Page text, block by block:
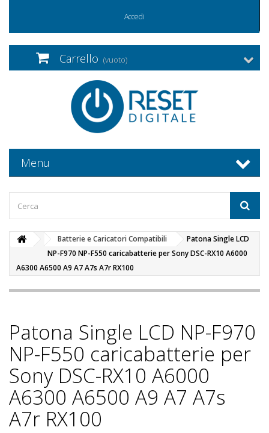
Accedi
Carrello (vuoto)
Menu
Batterie e Caricatori Compatibili
Patona Single LCD
NP-F970 NP-F550 caricabatterie per Sony DSC-RX10 A6000
A6300 A6500 A9 A7 A7s A7r RX100
Patona Single LCD NP-F970
NP-F550 caricabatterie per
Sony DSC-RX10 A6000
A6300 A6500 A9 A7 A7s
A7r RX100